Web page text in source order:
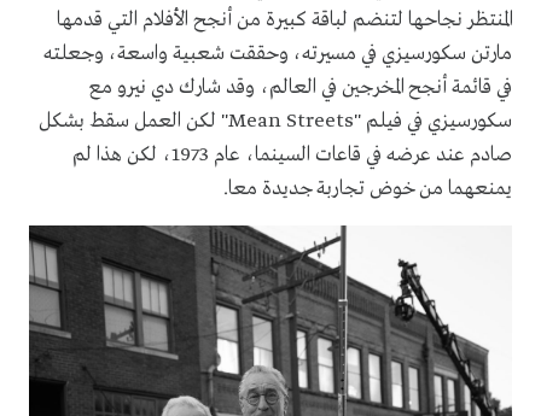
المنتظر نجاحها لتنضم لباقة كبيرة من أنجح الأفلام التي قدمها
مارتن سكورسيزي في مسيرته، وحققت شعبية واسعة، وجعلته
في قائمة أنجح المخرجين في العالم، وقد شارك دي نيرو مع
سكورسيزي في فيلم "Mean Streets" لكن العمل سقط بشكل
صادم عند عرضه في قاعات السينما، عام 1973، لكن هذا لم
يمنعهما من خوض تجاربة جديدة معا.